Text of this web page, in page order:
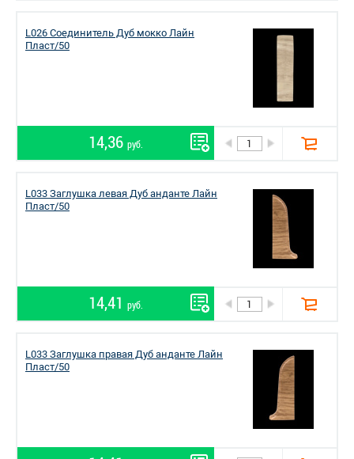
L026 Соединитель Дуб мокко Лайн
Пласт/50
14,36 руб.
L033 Заглушка левая Дуб анданте Лайн
Пласт/50
14,41 руб.
L033 Заглушка правая Дуб анданте Лайн
Пласт/50